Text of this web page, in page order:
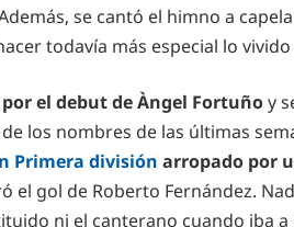
se cantó el himno a
todavía más especial lo vivido
el debut de Àngel Fortuñoy
de los nombres de las últimas
Primera división arropado por
el gol de Roberto Fernández.
ni el canterano cuando iba